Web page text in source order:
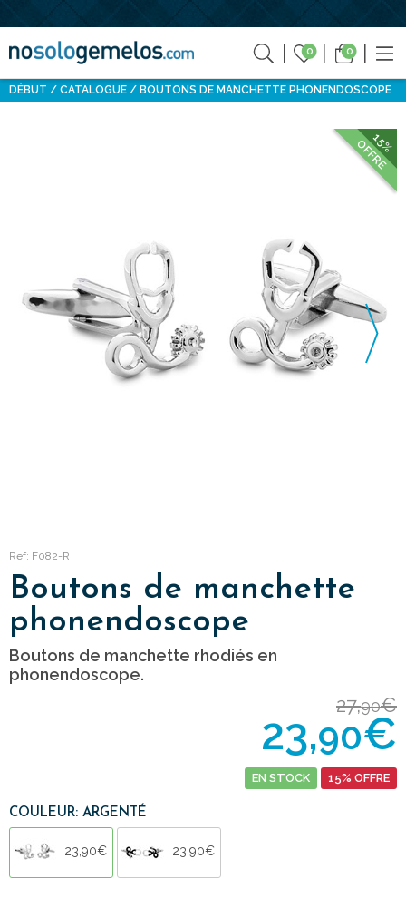
0 0
DÉBUT CATALOGUE BOUTONS DE MANCHETTE PHONENDOSCOPE
15%
OFFRE
Ref: F082-R
Boutons de manchette
phonendoscope
Boutons de manchette rhodiés en
phonendoscope.
27,90€
23,90€
EN STOCK 15% OFFRE
COULEUR: ARGENTÉ
23,90€ 23,90€